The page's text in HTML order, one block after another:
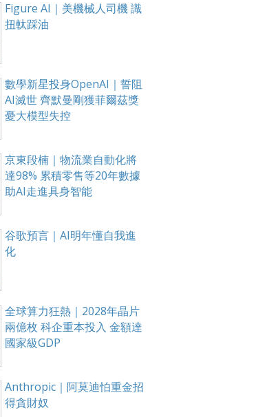
Figure AI｜美機械人司機 識
扭軚踩油
數學新星投身OpenAI｜誓阻
AI滅世 齊默曼剛獲菲爾茲獎
憂大模型失控
京東段楠｜物流業自動化將
達98% 累積零售等20年數據
助AI走進具身智能
谷歌預言｜AI明年懂自我進
化
全球算力狂熱｜2028年晶片
兩億枚 科企重本投入 金額達
國家級GDP
Anthropic｜阿莫迪怕重金招
得貪財奴